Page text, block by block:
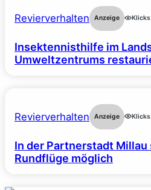
Revierverhalten Anzeige
Insektennisthilfe im
Umweltzentrums
Revierverhalten Anzeige
In der Partnerstadt
Rundflüge möglich